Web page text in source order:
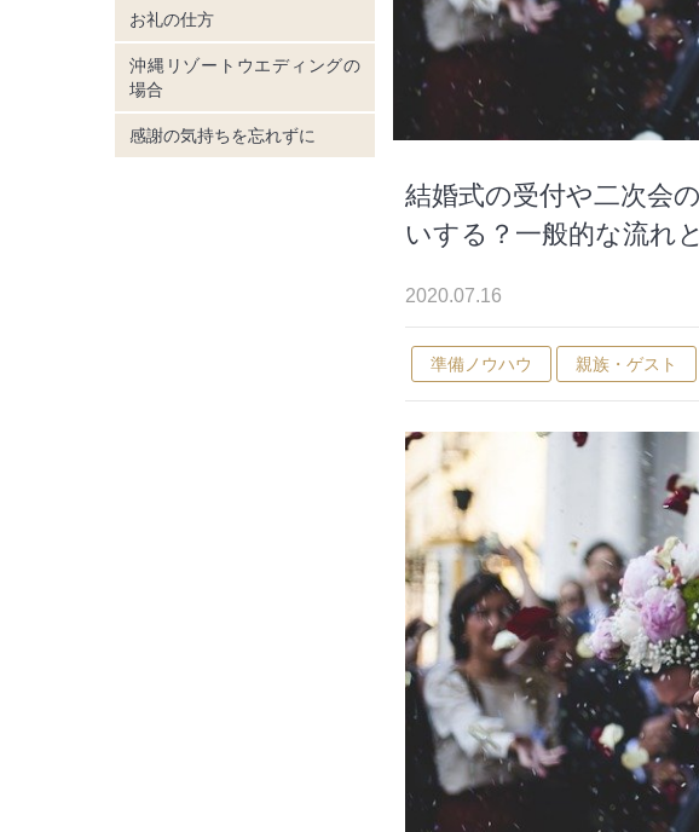
お礼の仕方
沖縄リゾートウエディングの
場合
感謝の気持ちを忘れずに
結婚式の受付や二次会
いする？一般的な流れ
2020.07.16
準備ノウハウ 親族・ゲスト